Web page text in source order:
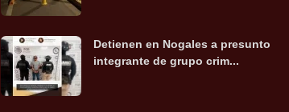
Detienen en Nogales a presunto
integrante de grupo crim...